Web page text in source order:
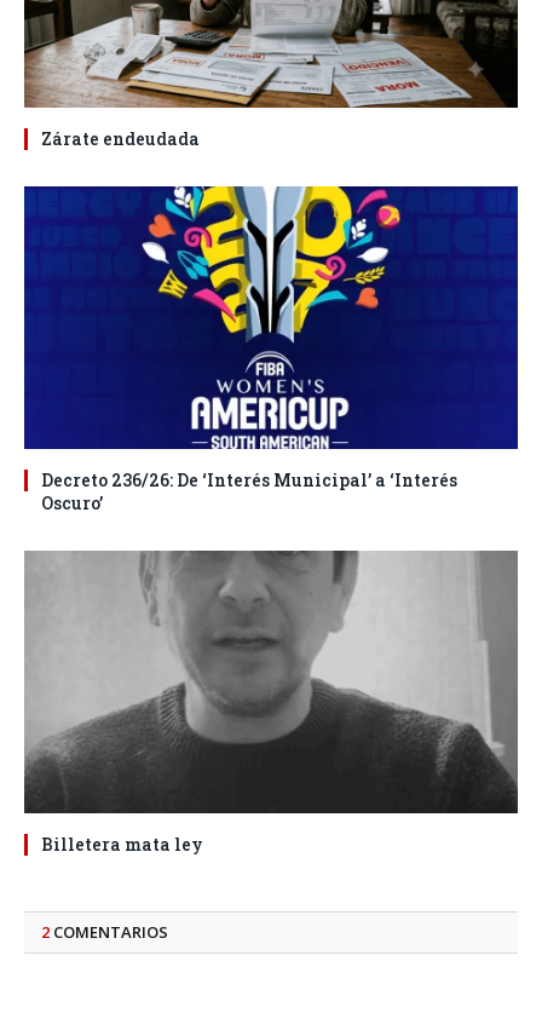
Zárate endeudada
Decreto 236/26: De ‘Interés Municipal’ a ‘Interés
Oscuro’
Billetera mata ley
2 COMENTARIOS